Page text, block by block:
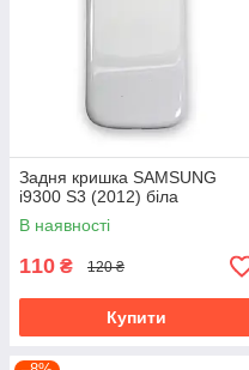
Задня кришка SAMSUNG
i9300 S3 (2012) біла
В наявності
110 ₴ 120 ₴
Купити